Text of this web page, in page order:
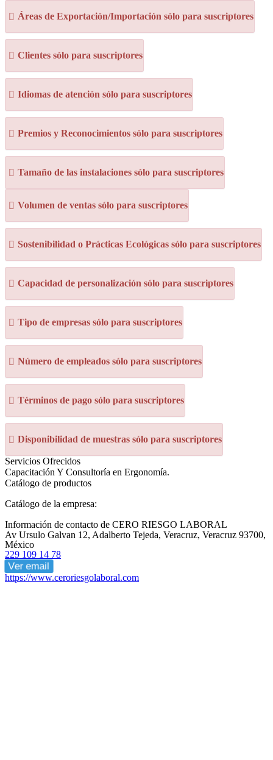
Áreas de Exportación/Importación sólo para suscriptores
Clientes sólo para suscriptores
Idiomas de atención sólo para suscriptores
Premios y Reconocimientos sólo para suscriptores
Tamaño de las instalaciones sólo para suscriptores
Volumen de ventas sólo para suscriptores
Sostenibilidad o Prácticas Ecológicas sólo para suscriptores
Capacidad de personalización sólo para suscriptores
Tipo de empresas sólo para suscriptores
Número de empleados sólo para suscriptores
Términos de pago sólo para suscriptores
Disponibilidad de muestras sólo para suscriptores
Servicios Ofrecidos
Capacitación Y Consultoría en Ergonomía.
Catálogo de productos
Catálogo de la empresa:
Información de contacto de CERO RIESGO LABORAL
Av Ursulo Galvan 12, Adalberto Tejeda, Veracruz, Veracruz 93700,
México
229 109 14 78
Ver email
https://www.ceroriesgolaboral.com